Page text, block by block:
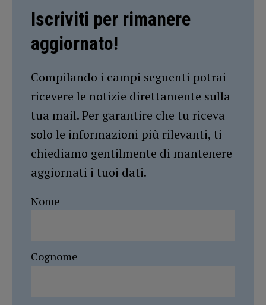
Iscriviti per rimanere
aggiornato!
Compilando i campi seguenti potrai
ricevere le notizie direttamente sulla
tua mail. Per garantire che tu riceva
solo le informazioni più rilevanti, ti
chiediamo gentilmente di mantenere
aggiornati i tuoi dati.
Nome
Cognome